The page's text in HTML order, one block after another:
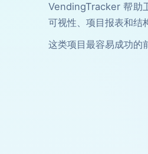
VendingTracker 帮助
可视性、项目报表和结
这类项目最容易成功的